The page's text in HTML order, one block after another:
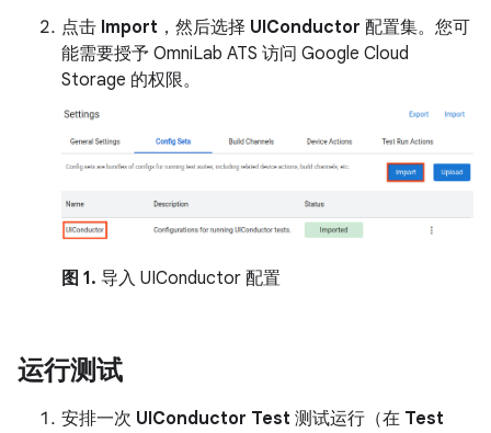
点击 Import ，然后选择 UIConductor 配置集。您可
能需要授予 OmniLab ATS 访问 Google Cloud
Storage 的权限。
图 1. 导入 UIConductor 配置
运行测试
安排一次 UIConductor Test 测试运行（在 Test